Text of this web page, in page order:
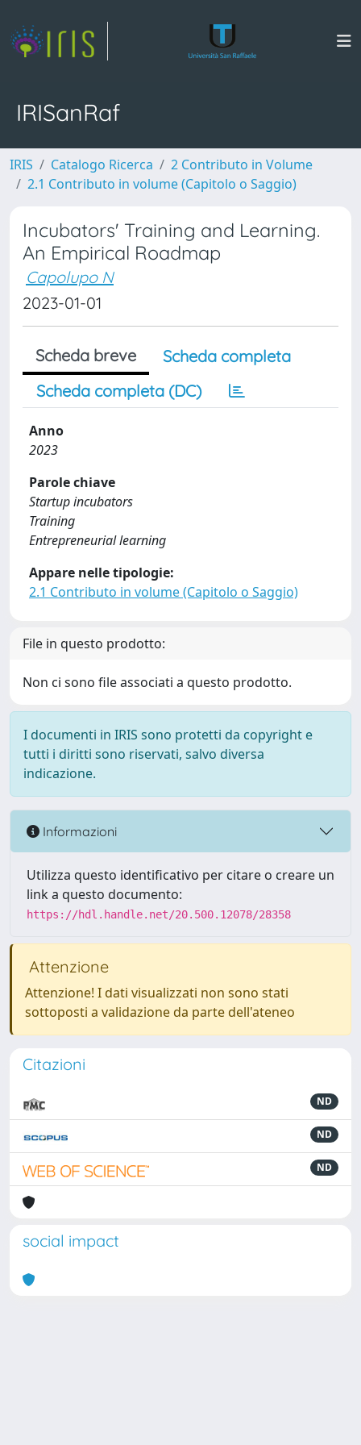
IRISanRaf
IRIS Catalogo Ricerca
2 Contributo in Volume
2.1 Contributo in volume (Capitolo o Saggio)
Incubators' Training and Learning.
An Empirical Roadmap
Capolupo N
2023-01-01
Scheda breve
Scheda completa
Scheda completa (DC)
Anno
2023
Parole chiave
Startup incubators
Training
Entrepreneurial learning
Appare nelle tipologie:
2.1 Contributo in volume (Capitolo o Saggio)
File in questo prodotto:
Non ci sono file associati a questo prodotto.
I documenti in IRIS sono protetti da copyright e
tutti i diritti sono riservati, salvo diversa
indicazione.
Informazioni
Utilizza questo identificativo per citare o creare un
link a questo documento:
https://hdl.handle.net/20.500.12078/28358
Attenzione
Attenzione! I dati visualizzati non sono stati
sottoposti a validazione da parte dell'ateneo
Citazioni
ND
ND
ND
social impact